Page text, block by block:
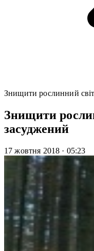
Знищити рослинний
Знищити
засуджений
17 жовтня 2018 · 05:23